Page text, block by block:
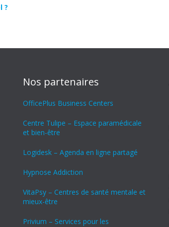
?
Nos partenaires
OfficePlus Business Centers
Centre Tulipe – Espace paramédicale
et bien-être
Logidesk – Agenda en ligne partagé
Hypnose Addiction
VitaPsy – Centres de santé mentale et
mieux-être
Privium – Services pour les